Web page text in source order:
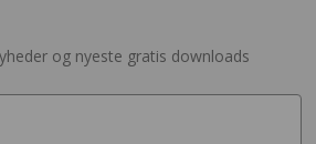
og nyeste gratis downloads